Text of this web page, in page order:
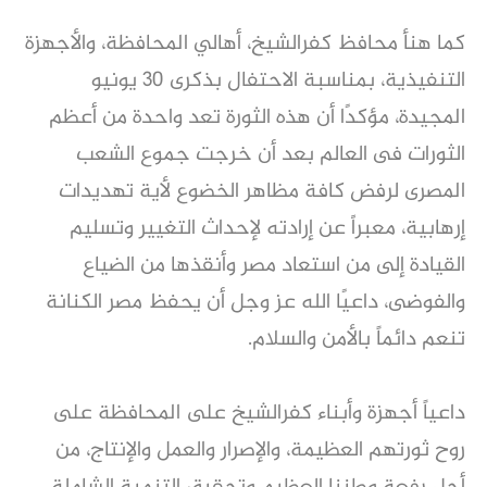
كما هنأ محافظ كفرالشيخ، أهالي المحافظة، والأجهزة
التنفيذية، بمناسبة الاحتفال بذكرى 30 يونيو
المجيدة، مؤكدًا أن هذه الثورة تعد واحدة من أعظم
الثورات فى العالم بعد أن خرجت جموع الشعب
المصرى لرفض كافة مظاهر الخضوع لأية تهديدات
إرهابية، معبراً عن إرادته لإحداث التغيير وتسليم
القيادة إلى من استعاد مصر وأنقذها من الضياع
والفوضى، داعيًا الله عز وجل أن يحفظ مصر الكنانة
تنعم دائماً بالأمن والسلام.
داعياً أجهزة وأبناء كفرالشيخ على المحافظة على
روح ثورتهم العظيمة، والإصرار والعمل والإنتاج، من